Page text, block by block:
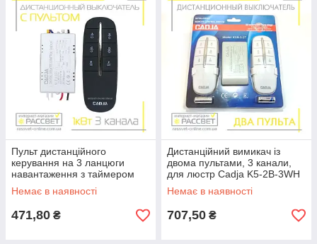
Пульт дистанційного
керування на 3 ланцюги
навантаження з таймером
Cadja K5B-3B 3 лінії-каналу
чорний
Немає в наявності
471,80 ₴
Дистанційний вимикач із
двома пультами, 3 канали,
для люстр Cadja K5-2B-3WH
Немає в наявності
707,50 ₴